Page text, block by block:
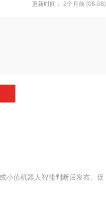
更新时间： 2个月前 (06-08)
小值机器人智能判断后发布。促